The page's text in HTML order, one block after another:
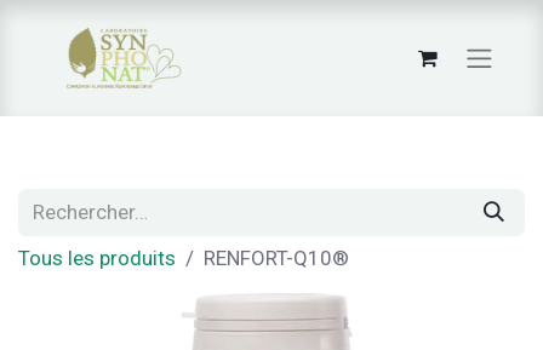
Tous les produits RENFORT-Q10®